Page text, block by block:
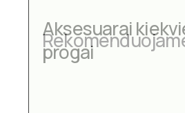
Aksesuarai
progai